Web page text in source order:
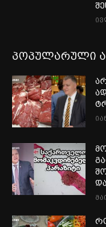
პოპულარული